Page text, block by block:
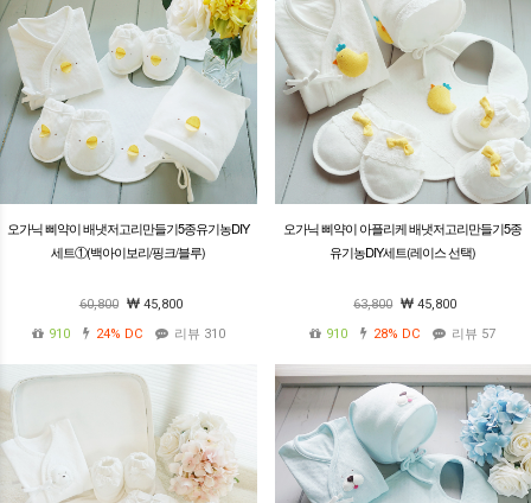
오가닉 삐약이 배냇저고리만들기5종유기농DIY
세트①(백아이보리/핑크/블루)
60,800
45,800
910
24% DC 리뷰 310
오가닉 삐약이 아플리케 배냇저고리만들기5종
유기농DIY세트(레이스 선택)
63,800
45,800
910
28% DC 리뷰 57